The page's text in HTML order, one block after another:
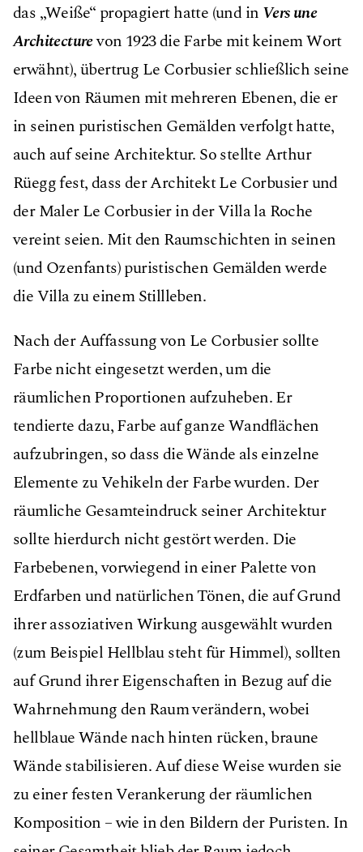
das „Weiße“ propagiert hatte (und in Vers une
Architecturevon 1923 die Farbe mit keinem Wort
erwähnt), übertrug Le Corbusier schließlich seine
Ideen von Räumen mit mehreren Ebenen, die er
in seinen puristischen Gemälden verfolgt hatte,
auch auf seine Architektur. So stellte Arthur
Rüegg fest, dass der Architekt Le Corbusier und
der Maler Le Corbusier in der Villa la Roche
vereint seien. Mit den Raumschichten in seinen
(und Ozenfants) puristischen Gemälden werde
die Villa zu einem Stillleben.
Nach der Auffassung von Le Corbusier sollte
Farbe nicht eingesetzt werden, um die
räumlichen Proportionen aufzuheben. Er
tendierte dazu, Farbe auf ganze Wandﬂächen
aufzubringen, so dass die Wände als einzelne
Elemente zu Vehikeln der Farbe wurden. Der
räumliche Gesamteindruck seiner Architektur
sollte hierdurch nicht gestört werden. Die
Farbebenen, vorwiegend in einer Palette von
Erdfarben und natürlichen Tönen, die auf Grund
ihrer assoziativen Wirkung ausgewählt wurden
(zum Beispiel Hellblau steht für Himmel), sollten
auf Grund ihrer Eigenschaften in Bezug auf die
Wahrnehmung den Raum verändern, wobei
hellblaue Wände nach hinten rücken, braune
Wände stabilisieren. Auf diese Weise wurden sie
zu einer festen Verankerung der räumlichen
Komposition – wie in den Bildern der Puristen. In